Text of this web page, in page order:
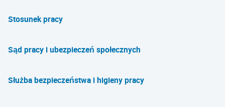
Stosunek pracy
Sąd pracy i ubezpieczeń społecznych
Służba bezpieczeństwa i higieny pracy